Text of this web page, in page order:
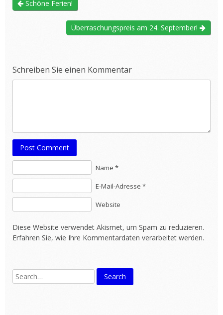
Schöne Ferien!
Überraschungspreis am 24. September!
Schreiben Sie einen Kommentar
Post Comment
Name *
E-Mail-Adresse *
Website
Diese Website verwendet Akismet, um Spam zu reduzieren.
Erfahren Sie, wie Ihre Kommentardaten verarbeitet werden.